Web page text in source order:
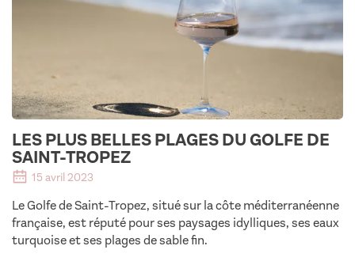
LES PLUS BELLES PLAGES DU GOLFE DE
SAINT-TROPEZ
15 avril 2023
Le Golfe de Saint-Tropez, situé sur la côte méditerranéenne
française, est réputé pour ses paysages idylliques, ses eaux
turquoise et ses plages de sable fin.